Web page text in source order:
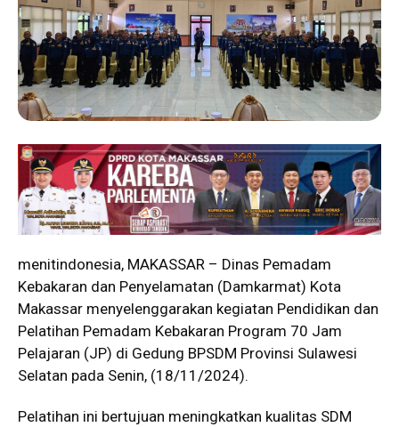
menitindonesia, MAKASSAR – Dinas Pemadam
Kebakaran dan Penyelamatan (Damkarmat) Kota
Makassar menyelenggarakan kegiatan Pendidikan dan
Pelatihan Pemadam Kebakaran Program 70 Jam
Pelajaran (JP) di Gedung BPSDM Provinsi Sulawesi
Selatan pada Senin, (18/11/2024).
Pelatihan ini bertujuan meningkatkan kualitas SDM